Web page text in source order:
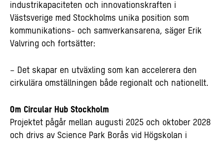
industrikapaciteten och innovationskraften i
Västsverige med Stockholms unika position som
kommunikations- och samverkansarena, säger Erik
Valvring och fortsätter:
– Det skapar en utväxling som kan accelerera den
cirkulära omställningen både regionalt och nationellt.
Om Circular Hub Stockholm
Projektet pågår mellan augusti 2025 och oktober 2028
och drivs av Science Park Borås vid Högskolan i